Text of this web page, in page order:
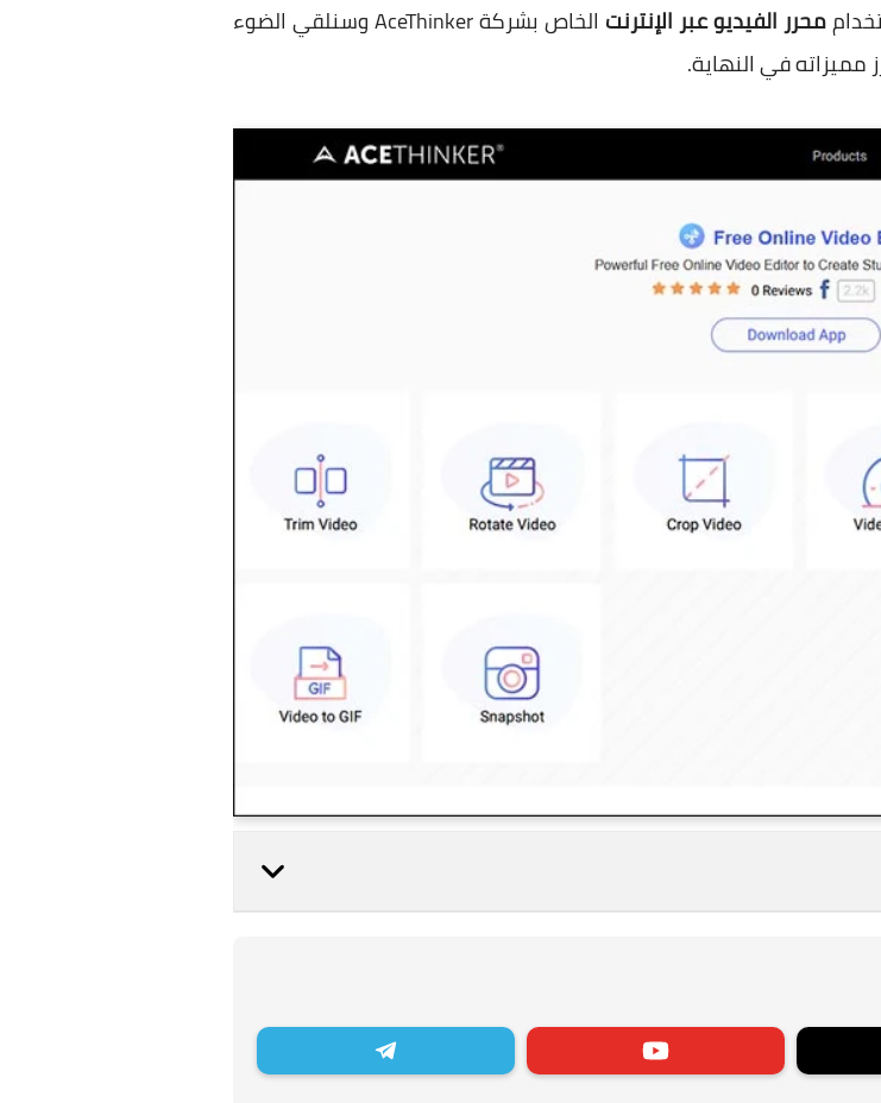
محرر الفيديو عبر الإنترنت
الخاص بشركة AceThinker وسنلقي الضوء
مميزاته في النهاية.